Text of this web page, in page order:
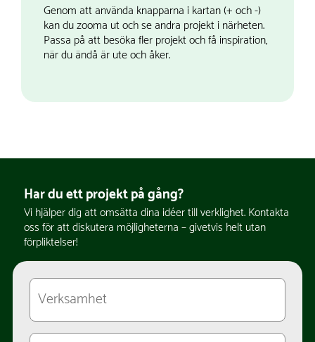
Genom att använda knapparna i kartan (+ och -)
kan du zooma ut och se andra projekt i närheten.
Passa på att besöka fler projekt och få inspiration,
när du ändå är ute och åker.
Har du ett projekt på gång?
Vi hjälper dig att omsätta dina idéer till verklighet. Kontakta
oss för att diskutera möjligheterna – givetvis helt utan
förpliktelser!